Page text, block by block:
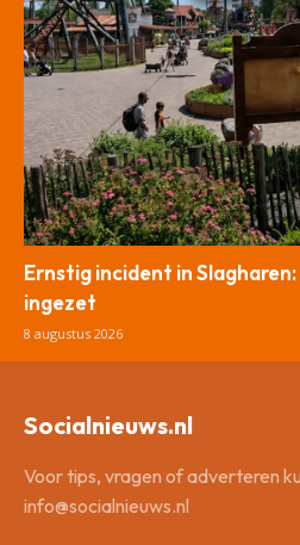
Ernstig incident in
ingezet
8 augustus 2026
Socialnieuws.nl
Voor tips, vragen of adverteren
info@socialnieuws.nl